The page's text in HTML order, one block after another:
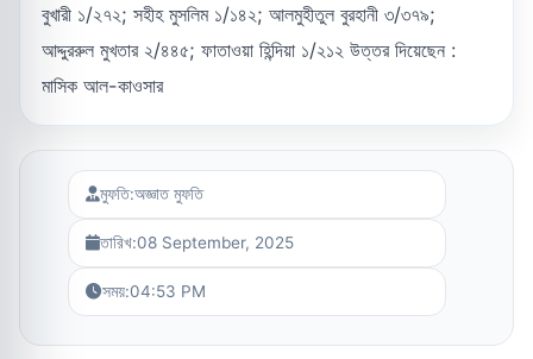
বুখারী ১/২৭২; সহীহ মুসলিম ১/১৪২; আলমুহীতুল বুরহানী ৩/৩৭৯;
আদ্দুররুল মুখতার ২/৪৪৫; ফাতাওয়া হিন্দিয়া ১/২১২ উত্তর দিয়েছেন :
মাসিক আল-কাওসার
মুফতি:অজ্ঞাত মুফতি
তারিখ:08 September, 2025
সময়:04:53 PM